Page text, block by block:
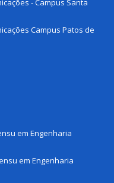
- Campus Santa
Campus Patos de
em Engenharia
em Engenharia